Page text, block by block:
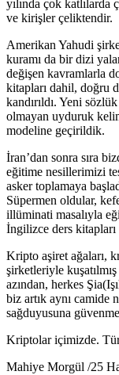
yılında çok
ve kirişler çeliktendir.
Amerikan Yahudi
kuramı da bir dizi
değişen kavramlarla
kitapları dahil, doğru
kandırıldı. Yeni
olmayan uyduruk
modeline geçirildik.
İran’dan sonra sıra
eğitime nesillerimizi
asker toplamaya
Süpermen oldular,
illüminati masalıyla
İngilizce ders kitapları
Kripto aşiret ağaları,
şirketleriyle
azından, herkes
biz artık aynı
sağduyusuna
Kriptolar içimizde.
Mahiye Morgül /25